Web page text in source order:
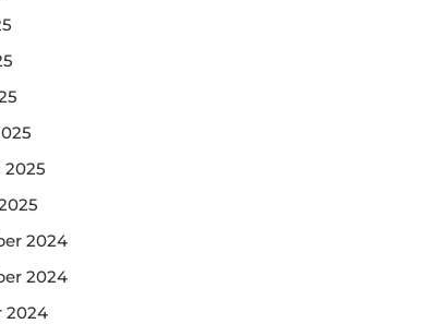
2024
2024
2024